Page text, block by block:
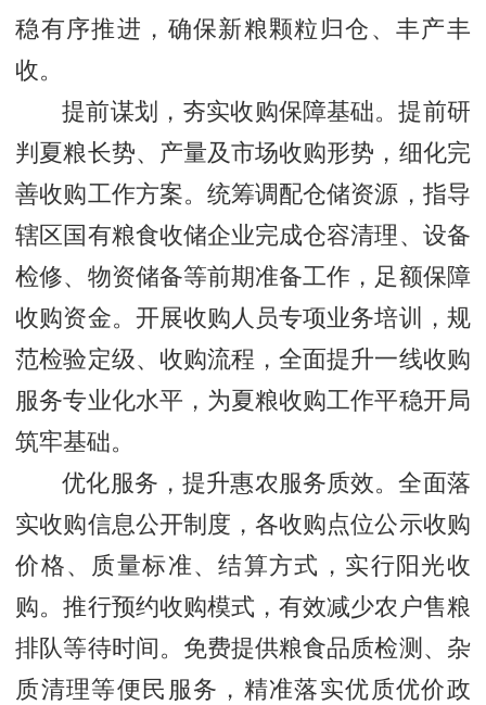
稳有序推进，确保新粮颗粒归仓、丰产丰
收。
提前谋划，夯实收购保障基础。提前研
判夏粮长势、产量及市场收购形势，细化完
善收购工作方案。统筹调配仓储资源，指导
辖区国有粮食收储企业完成仓容清理、设备
检修、物资储备等前期准备工作，足额保障
收购资金。开展收购人员专项业务培训，规
范检验定级、收购流程，全面提升一线收购
服务专业化水平，为夏粮收购工作平稳开局
筑牢基础。
优化服务，提升惠农服务质效。全面落
实收购信息公开制度，各收购点位公示收购
价格、质量标准、结算方式，实行阳光收
购。推行预约收购模式，有效减少农户售粮
排队等待时间。免费提供粮食品质检测、杂
质清理等便民服务，精准落实优质优价政